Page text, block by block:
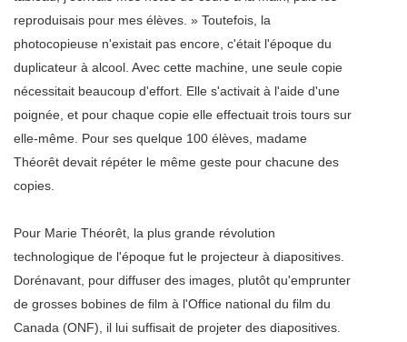
reproduisais pour mes élèves. » Toutefois, la
photocopieuse n'existait pas encore, c'était l'époque du
duplicateur à alcool. Avec cette machine, une seule copie
nécessitait beaucoup d'effort. Elle s'activait à l'aide d'une
poignée, et pour chaque copie elle effectuait trois tours sur
elle-même. Pour ses quelque 100 élèves, madame
Théorêt devait répéter le même geste pour chacune des
copies.
Pour Marie Théorêt, la plus grande révolution
technologique de l'époque fut le projecteur à diapositives.
Dorénavant, pour diffuser des images, plutôt qu'emprunter
de grosses bobines de film à l'Office national du film du
Canada (ONF), il lui suffisait de projeter des diapositives.